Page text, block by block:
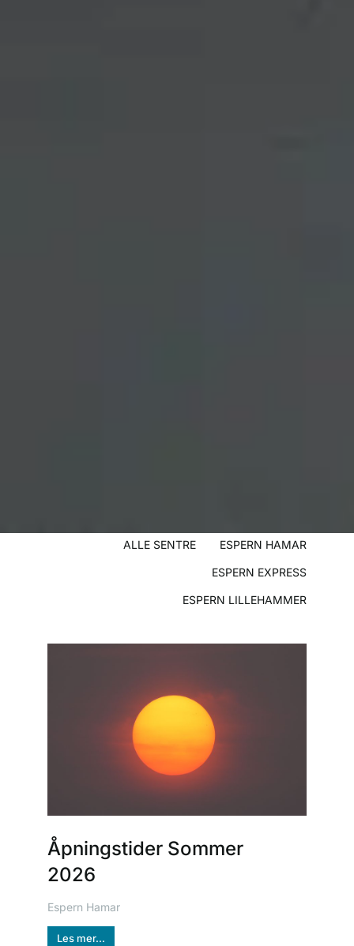
ALLE SENTRE ESPERN HAMAR
ESPERN EXPRESS
ESPERN LILLEHAMMER
Åpningstider Sommer
2026
Espern Hamar
Les mer...